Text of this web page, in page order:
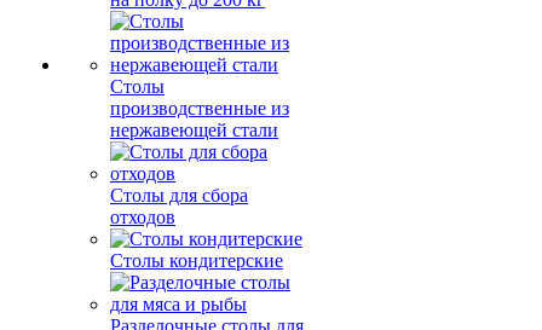
Столы
производственные из
нержавеющей стали
Столы для сбора
отходов
Столы кондитерские
Разделочные столы для